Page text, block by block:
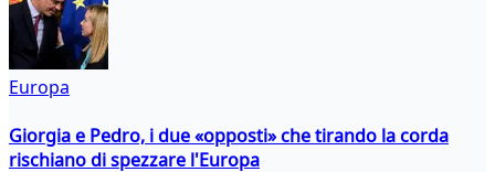
Europa
Giorgia e Pedro, i due «opposti» che tirando la corda
rischiano di spezzare l'Europa